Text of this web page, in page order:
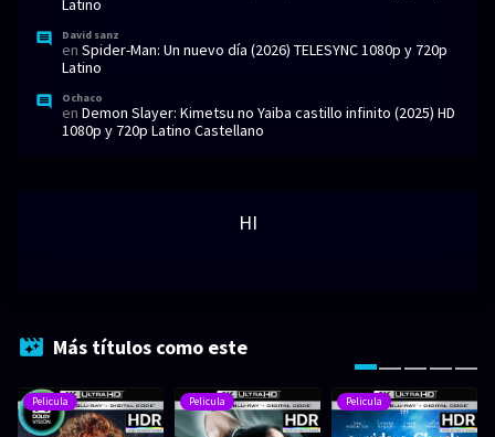
David sanz
en Spider-Man: Un nuevo día (2026) TELESYNC 1080p y 720p
Latino
Ochaco
en Demon Slayer: Kimetsu no Yaiba castillo infinito (2025) HD
1080p y 720p Latino Castellano
HI
Más títulos como este
Pelicula Pelicula Pelicula